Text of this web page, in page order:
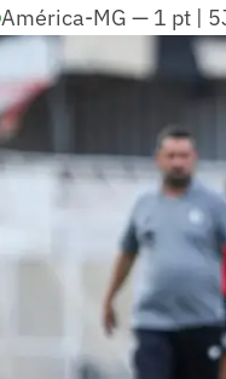
América-MG — 1 pt |